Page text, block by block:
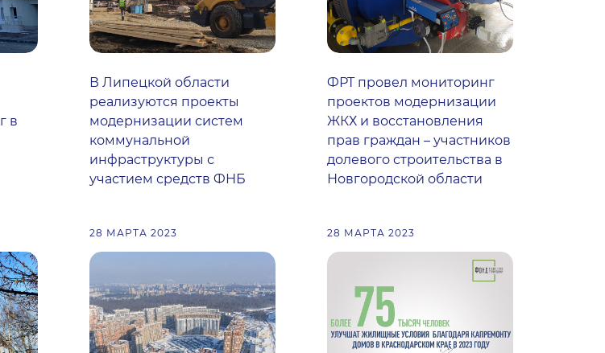
в
В Липецкой области
реализуются проекты
модернизации систем
коммунальной
инфраструктуры с
участием средств ФНБ
ФРТ провел мониторинг
проектов модернизации
ЖКХ и восстановления
прав граждан – участников
долевого строительства в
Новгородской области
28 МАРТА 2023 28 МАРТА 2023